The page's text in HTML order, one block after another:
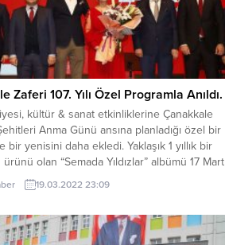
Zaferi 107. Yılı Özel Programla Anıldı.
kültür & sanat etkinliklerine Çanakkale
Anma Günü ansına planladığı özel bir
bir yenisini daha ekledi. Yaklaşık 1 yıllık bir
ürünü olan “Semada Yıldızlar” albümü 17 Mart
sanatseverlerle buluştu. TRT sanatçısı
söz ve bestelerini oluşturduğu albümde
19.03.2022 23:09